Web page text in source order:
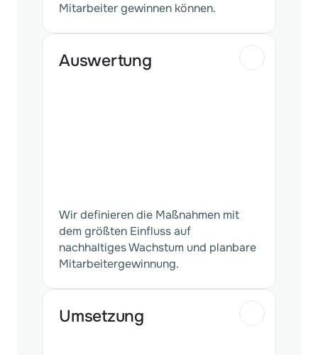
Mitarbeiter gewinnen können.
Auswertung
Wir definieren die Maßnahmen mit
dem größten Einfluss auf
nachhaltiges Wachstum und planbare
Mitarbeitergewinnung.
Umsetzung